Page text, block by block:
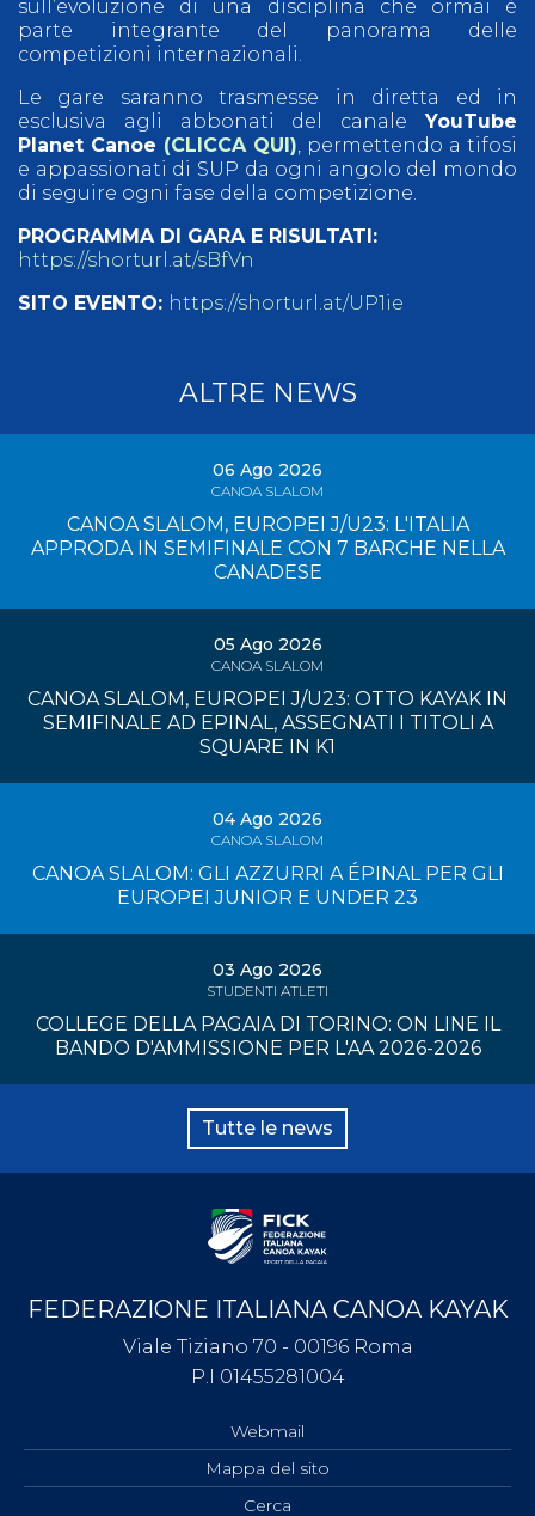
sull’evoluzione di una disciplina che ormai è
parte integrante del panorama delle
competizioni internazionali.
Le gare saranno trasmesse in diretta ed in
esclusiva agli abbonati del canale YouTube
Planet Canoe (CLICCA QUI) , permettendo a tifosi
e appassionati di SUP da ogni angolo del mondo
di seguire ogni fase della competizione.
PROGRAMMA DI GARA E RISULTATI:
https://shorturl.at/sBfVn
SITO EVENTO: https://shorturl.at/UP1ie
ALTRE NEWS
06 Ago 2026
CANOA SLALOM
CANOA SLALOM, EUROPEI J/U23: L'ITALIA
APPRODA IN SEMIFINALE CON 7 BARCHE NELLA
CANADESE
05 Ago 2026
CANOA SLALOM
CANOA SLALOM, EUROPEI J/U23: OTTO KAYAK IN
SEMIFINALE AD EPINAL, ASSEGNATI I TITOLI A
SQUARE IN K1
04 Ago 2026
CANOA SLALOM
CANOA SLALOM: GLI AZZURRI A ÉPINAL PER GLI
EUROPEI JUNIOR E UNDER 23
03 Ago 2026
STUDENTI ATLETI
COLLEGE DELLA PAGAIA DI TORINO: ON LINE IL
BANDO D'AMMISSIONE PER L'AA 2026-2026
Tutte le news
FEDERAZIONE ITALIANA CANOA KAYAK
Viale Tiziano 70 - 00196 Roma
P.I 01455281004
Webmail
Mappa del sito
Cerca